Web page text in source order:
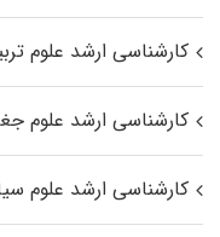
کارشناسی ارشد علوم
کارشناسی ارشد علوم
کارشناسی ارشد علوم